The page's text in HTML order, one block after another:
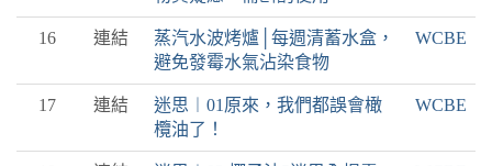
16 連結
蒸汽水波烤爐│每週清蓄水盒，
避免發霉水氣沾染食物
WCBE
17 連結
迷思︱01原來，我們都誤會橄
欖油了！
WCBE